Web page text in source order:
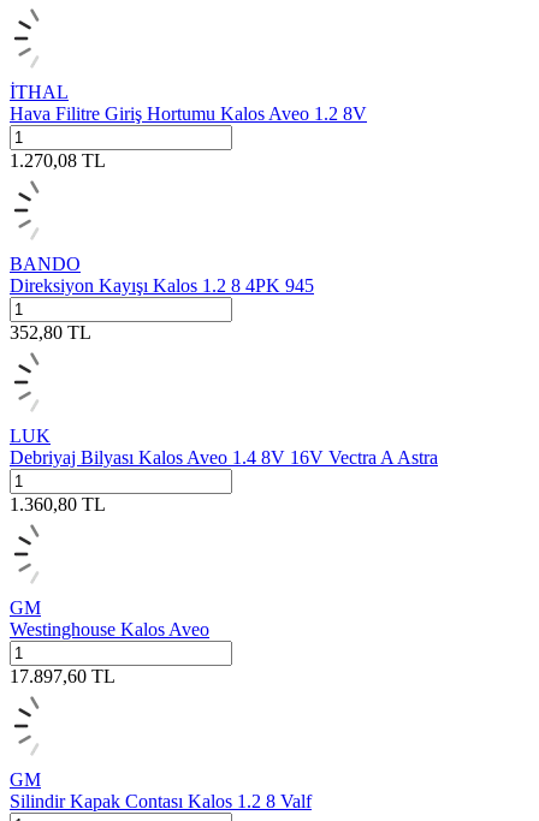
İTHAL
Hava Filitre Giriş Hortumu Kalos Aveo 1.2 8V
1.270,08 TL
BANDO
Direksiyon Kayışı Kalos 1.2 8 4PK 945
352,80 TL
LUK
Debriyaj Bilyası Kalos Aveo 1.4 8V 16V Vectra A Astra
1.360,80 TL
GM
Westinghouse Kalos Aveo
17.897,60 TL
GM
Silindir Kapak Contası Kalos 1.2 8 Valf